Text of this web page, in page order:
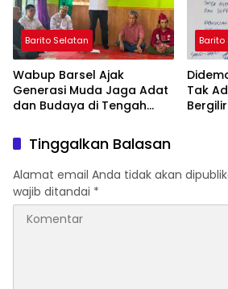
Barito Selatan
Wabup Barsel Ajak
Generasi Muda Jaga Adat
dan Budaya di Tengah
Tak
Tinggalkan Balasan
Alamat email Anda tidak akan
wajib ditandai *